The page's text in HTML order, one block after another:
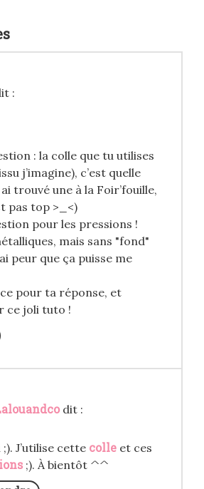
:
: la colle que tu utilises
j’imagine), c’est quelle
trouvé une à la Foir’fouille,
pas top >_<)
pour les pressions !
mais sans "fond"
peur que ça puisse me
pour ta réponse, et
ce joli tuto !
dit :
J’utilise cette colle et ces
;). À bientôt ^^